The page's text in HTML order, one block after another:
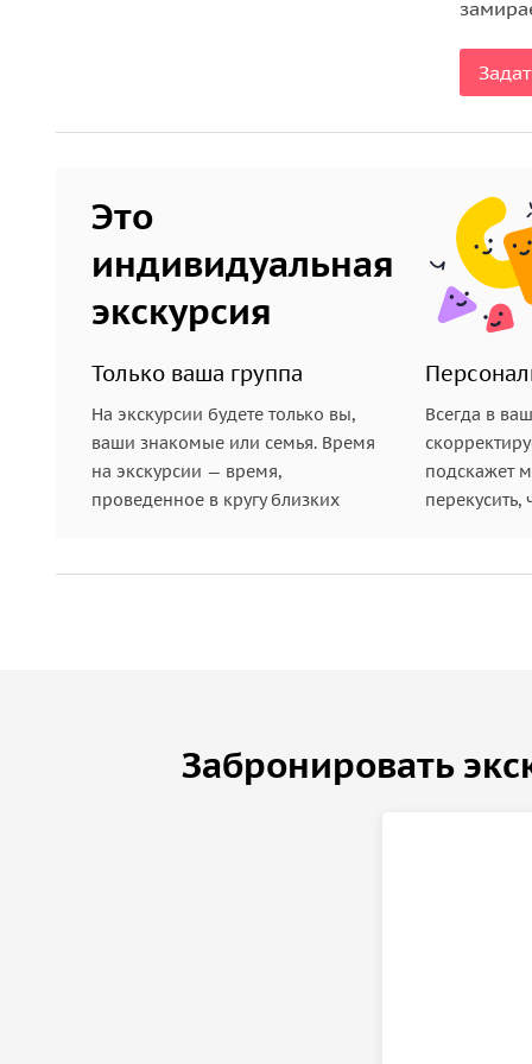
Это
индивидуальная
экскурсия
Только ваша группа
На экскурсии будете только вы,
ваши знакомые или семья. Время
на экскурсии — время,
проведенное в кругу близких
Всегда в
подскажет
перекусить,
Забронировать